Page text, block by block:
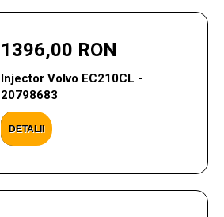
1396,00 RON
Injector Volvo EC210CL -
20798683
DETALII